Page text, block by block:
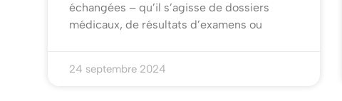
échangées – qu’il s’agisse de dossiers
médicaux, de résultats d’examens ou
24 septembre 2024